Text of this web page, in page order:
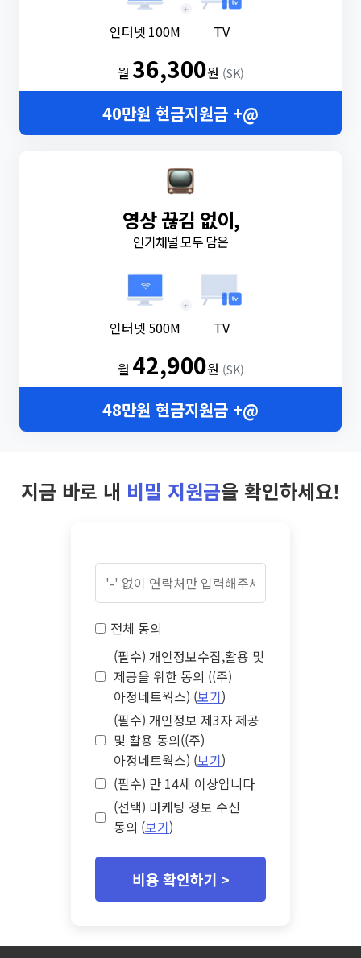
인터넷 100M
+
TV
월36,300원 (SK)
40만원 현금지원금 +@
영상 끊김 없이,
인기채널 모두 담은
인터넷 500M
+
TV
월 42,900원 (SK)
48만원 현금지원금 +@
지금 바로 내 비밀 지원금을 확인하세요!
전체 동의
(필수) 개인정보수집,활용 및
제공을 위한 동의 ((주)
아정네트웍스) (보기)
(필수) 개인정보 제3자 제공
및 활용 동의((주)
아정네트웍스) (보기)
(필수) 만 14세 이상입니다
(선택) 마케팅 정보 수신
동의 (보기)
비용 확인하기 >